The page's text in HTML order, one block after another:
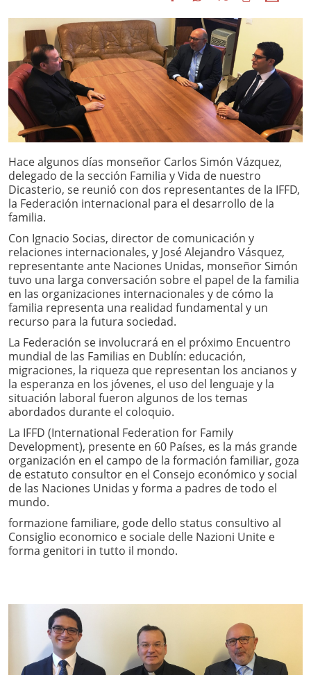
Hace algunos días monseñor Carlos Simón Vázquez,
delegado de la sección Familia y Vida de nuestro
Dicasterio, se reunió con dos representantes de la IFFD,
la Federación internacional para el desarrollo de la
familia.
Con Ignacio Socias, director de comunicación y
relaciones internacionales, y José Alejandro Vásquez,
representante ante Naciones Unidas, monseñor Simón
tuvo una larga conversación sobre el papel de la familia
en las organizaciones internacionales y de cómo la
familia representa una realidad fundamental y un
recurso para la futura sociedad.
La Federación se involucrará en el próximo Encuentro
mundial de las Familias en Dublín: educación,
migraciones, la riqueza que representan los ancianos y
la esperanza en los jóvenes, el uso del lenguaje y la
situación laboral fueron algunos de los temas
abordados durante el coloquio.
La IFFD (International Federation for Family
Development), presente en 60 Países, es la más grande
organización en el campo de la formación familiar, goza
de estatuto consultor en el Consejo económico y social
de las Naciones Unidas y forma a padres de todo el
mundo.
formazione familiare, gode dello status consultivo al
Consiglio economico e sociale delle Nazioni Unite e
forma genitori in tutto il mondo.